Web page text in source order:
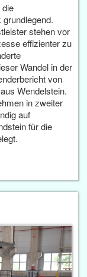
stehen vor
effizienter zu
Wandel in der
von
Wendelstein.
in zweiter
auf
für die